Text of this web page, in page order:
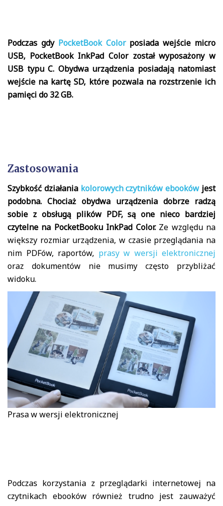
Podczas gdy PocketBook Colorposiada wejście micro
USB, PocketBook InkPad Color został wyposażony w
USB typu C. Obydwa urządzenia posiadają natomiast
wejście na kartę SD, które pozwala na rozstrzenie ich
pamięci do 32 GB.
Zastosowania
Szybkość działania kolorowych czytników ebooków jest
podobna. Chociaż obydwa urządzenia dobrze radzą
sobie z obsługą plików PDF, są one nieco bardziej
czytelne na PocketBooku InkPad Color.Ze względu na
większy rozmiar urządzenia, w czasie przeglądania na
nim PDFów, raportów, prasy w wersji elektronicznej
oraz dokumentów nie musimy często przybliżać
widoku.
Prasa w wersji elektronicznej
Podczas korzystania z przeglądarki internetowej na
czytnikach ebooków również trudno jest zauważyć